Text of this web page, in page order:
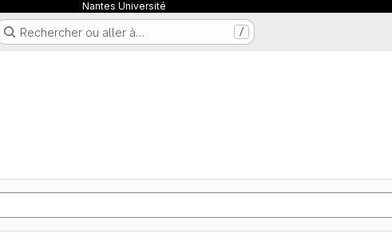
Nantes Université
Rechercher ou aller à… /